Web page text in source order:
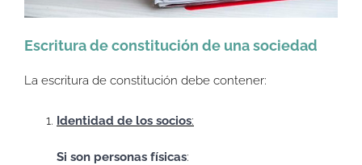
Escritura de constitución de una sociedad
La escritura de constitución debe contener:
Identidad de los socios:
Si son personas físicas: